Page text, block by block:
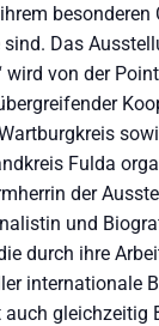
besonderen
Das
wird von der
Fulda
der
und
durch ihre
internationale
auch gleichzeitig